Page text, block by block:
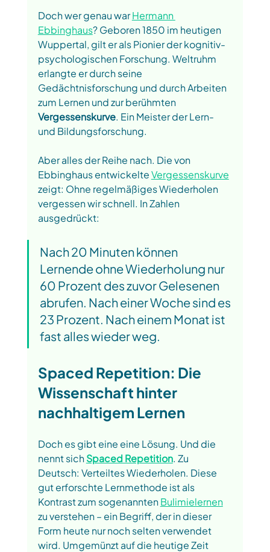
Doch wer genau war Hermann
Ebbinghaus? Geboren 1850 im heutigen
Wuppertal, gilt er als Pionier der kognitiv-
psychologischen Forschung. Weltruhm
erlangte er durch seine
Gedächtnisforschung und durch Arbeiten
zum Lernen und zur berühmten
Vergessenskurve. Ein Meister der Lern-
und Bildungsforschung.
Aber alles der Reihe nach. Die von
Ebbinghaus entwickelte Vergessenskurve
zeigt: Ohne regelmäßiges Wiederholen
vergessen wir schnell. In Zahlen
ausgedrückt:
Nach 20 Minuten können
Lernende ohne Wiederholung nur
60 Prozent des zuvor Gelesenen
abrufen. Nach einer Woche sind es
23 Prozent. Nach einem Monat ist
fast alles wieder weg.
Spaced Repetition: Die
Wissenschaft hinter
nachhaltigem Lernen
Doch es gibt eine eine Lösung. Und die
nennt sich Spaced Repetition. Zu
Deutsch: Verteiltes Wiederholen. Diese
gut erforschte Lernmethode ist als
Kontrast zum sogenannten Bulimielernen
zu verstehen – ein Begriff, der in dieser
Form heute nur noch selten verwendet
wird. Umgemünzt auf die heutige Zeit